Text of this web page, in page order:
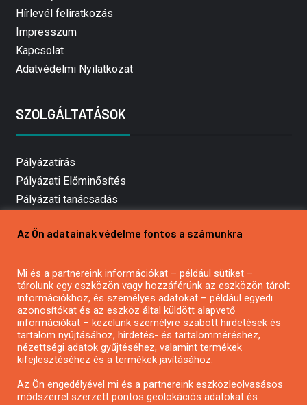
Hírlevél feliratkozás
Impresszum
Kapcsolat
Adatvédelmi Nyilatkozat
SZOLGÁLTATÁSOK
Pályázatírás
Pályázati Előminősítés
Pályázati tanácsadás
Mezőgazdasági pályázatírás
Pályázatírás civil szervezeteknek
Pályázatírás önkormányzatoknak
Pályázatfigyelés
Specifikus pályázatfigyelés vagy hírlevél
Az Ön adatainak védelme fontos a számunkra
Mi és a partnereink információkat – például sütiket –
tárolunk egy eszközön vagy hozzáférünk az eszközön tárolt
információkhoz, és személyes adatokat – például egyedi
azonosítókat és az eszköz által küldött alapvető
információkat – kezelünk személyre szabott hirdetések és
tartalom nyújtásához, hirdetés- és tartalomméréshez,
nézettségi adatok gyűjtéséhez, valamint termékek
kifejlesztéséhez és a termékek javításához.
Az Ön engedélyével mi és a partnereink eszközleolvasásos
módszerrel szerzett pontos geolokációs adatokat és